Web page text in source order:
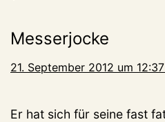
Messerjocke
21. September 2012 um
Er hat sich für seine fast